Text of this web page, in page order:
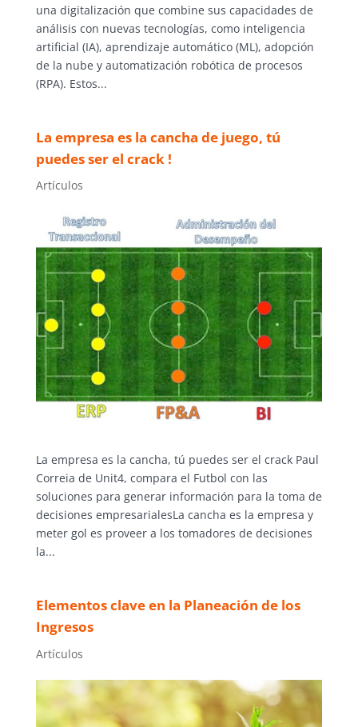
una digitalización que combine sus capacidades de
análisis con nuevas tecnologías, como inteligencia
artificial (IA), aprendizaje automático (ML), adopción
de la nube y automatización robótica de procesos
(RPA). Estos...
La empresa es la cancha de juego, tú
puedes ser el crack !
Artículos
La empresa es la cancha, tú puedes ser el crack Paul
Correia de Unit4, compara el Futbol con las
soluciones para generar información para la toma de
decisiones empresarialesLa cancha es la empresa y
meter gol es proveer a los tomadores de decisiones
la...
Elementos clave en la Planeación de los
Ingresos
Artículos